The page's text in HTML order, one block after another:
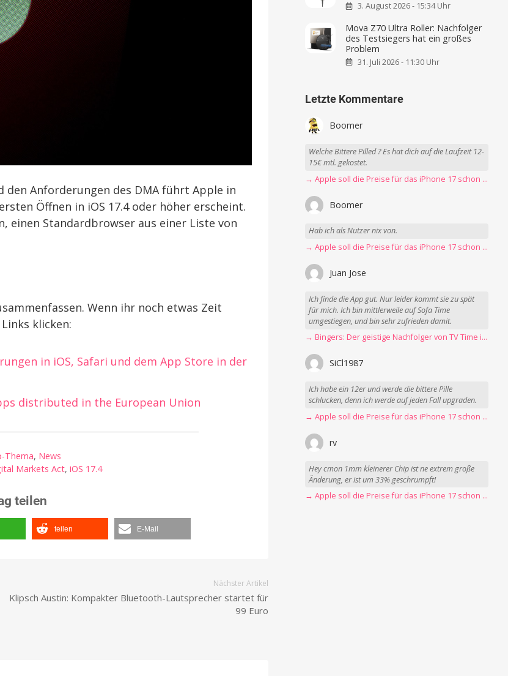
den Anforderungen des DMA führt Apple in
Öffnen in iOS 17.4 oder höher erscheint.
einen Standardbrowser aus einer Liste von
Wenn ihr noch etwas Zeit
klicken:
in iOS, Safari und dem App Store in der
distributed in the European Union
Thema, News
Markets Act, iOS 17.4
teilen
teilen E-Mail
Nächster Artikel
Klipsch Austin: Kompakter Bluetooth-Lautsprecher startet für
99 Euro
3. August 2026 - 15:34 Uhr
Mova Z70 Ultra Roller: Nachfolger
des Testsiegers hat ein großes
Problem
31. Juli 2026 - 11:30 Uhr
Letzte Kommentare
Boomer
Welche Bittere Pilled ? Es hat dich auf die Laufzeit 12-
15€ mtl. gekostet.
→ Apple soll die Preise für das iPhone 17 schon Montag erhöhen
Boomer
Hab ich als Nutzer nix von.
→ Apple soll die Preise für das iPhone 17 schon Montag erhöhen
Juan Jose
Ich finde die App gut. Nur leider kommt sie zu spät
für mich. Ich bin mittlerweile auf Sofa Time
umgestiegen, und bin sehr zufrieden damit.
→ Bingers: Der geistige Nachfolger von TV Time ist da
SiCl1987
Ich habe ein 12er und werde die bittere Pille
schlucken, denn ich werde auf jeden Fall upgraden.
→ Apple soll die Preise für das iPhone 17 schon Montag erhöhen
rv
Hey cmon 1mm kleinerer Chip ist ne extrem große
Änderung, er ist um 33% geschrumpft!
→ Apple soll die Preise für das iPhone 17 schon Montag erhöhen